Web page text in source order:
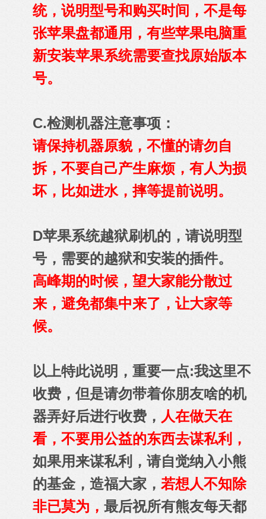
统，说明型号和购买时间，不是每
张苹果盘都通用，有些苹果电脑重
新安装苹果系统需要查找原始版本
号。
C.检测机器注意事项：
请保持机器原貌，不懂的请勿自
拆，不要自己产生麻烦，有人为损
坏，比如进水，摔等提前说明。
D苹果系统越狱刷机的，请说明型
号，需要的越狱和安装的插件。
高峰期的时候，望大家能分散过
来，避免都集中来了，让大家等
候。
以上特此说明，重要一点:我这里不
收费，但是请勿带着你朋友啥的机
器弄好后进行收费， 人在做天在
看，不要用公益的东西去谋私利，
如果用来谋私利，请自觉纳入小熊
的基金，造福大家， 若想人不知除
非已莫为， 最后祝所有熊友每天都